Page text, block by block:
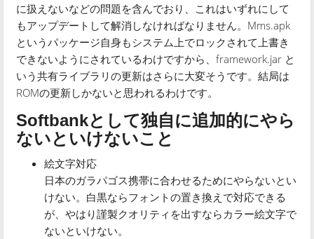
に扱えないなどの問題を含んでおり、これはいずれにして
もアップデートして解消しなければなりません。Mms.apk
というパッケージ自身もシステム上でロックされて上書き
できないようにされているわけですから、framework.jar と
いう共有ライブラリの更新はさらに大変そうです。結局は
ROMの更新しかないと思われるわけです。
Softbankとして独自に追加的にやら
ないといけないこと
絵文字対応
日本のガラパゴス携帯に合わせるためにやらないとい
けない。白黒ならフォントの置き換えで対応できる
が、やはり謹製クオリティを出すならカラー絵文字で
ないといけない。